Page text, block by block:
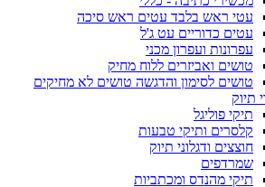
עטי ראש בלבד עטים ראש סיכה
עטים כדוריים עט ג'ל
עפרונות ועפרון מכני
טושים ואביזרים ללוח מחיק
טושים לסימון והדגשה טושים לא מחיקים
תיוק
תיקי פוליגל
קלסרים ותיקי טבעות
חוצצים ודגלוני תיוק
שמרדפים
תיקי מהנדס ומכתביות